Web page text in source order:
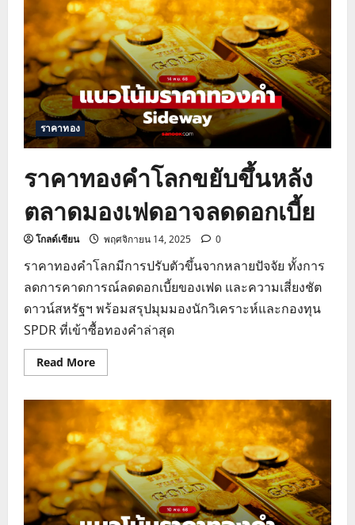
ตัว
ลง
ดอลลาร์
แข็ง
ค่า
กดดัน
แนว
โน้ม
การ
ลด
ดอกเบี้ย
เฟด
ราคาทอง
ราคาทองคำโลกขยับขึ้นหลัง
ตลาดมองเฟดอาจลดดอกเบี้ย
โกลด์เซียน พฤศจิกายน 14, 2025 0
ราคาทองคำโลกมีการปรับตัวขึ้นจากหลายปัจจัย ทั้งการ
ลดการคาดการณ์ลดดอกเบี้ยของเฟด และความเสี่ยงชัต
ดาวน์สหรัฐฯ พร้อมสรุปมุมมองนักวิเคราะห์และกองทุน
SPDR ที่เข้าซื้อทองคำล่าสุด
Read MoreRead
more
ทองคำ
โลก
ขยับ
ขึ้น
หลัง
ตลาด
มอง
เฟด
อาจ
ลด
ดอกเบี้ย